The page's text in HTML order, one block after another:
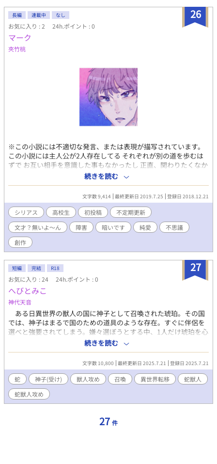
※箇条書きで書かれただけでは納得出来ない派閥なので全体的に
テンポが遅いです。
26
長編 連載中 なし
お気に入り : 2 24h.ポイント : 0
マーク
夾竹桃
※この小説には不適切な発言、または表現が描写されています。
この小説には主人公が2人存在してる それぞれが別の道を歩むは
ずで お互い相手を意識した事もなかったし 正直、関わりたくなか
った 高校生活を送る2人の人間関係と 考え方の違いや、それらに
対する認識の違い 徐々に芽生えるお互いを思う気持ちが 初々し
く、時に荒々しくなる なんて言う、真逆のようで似ている2人の
ちょっと変な愛の形 という感じのBL小説でございます(^∇^)💦
続きを読む
文字数 9,414 最終更新日 2019.7.25 登録日 2018.12.21
シリアス 高校生 初投稿
不定期更新
文才？無いよ〜ん
障害 暗いです 純愛
不思議
創作
27
短編 完結 R18
お気に入り : 24 24h.ポイント : 0
へびとみこ
神代天音
ある日異世界の獣人の国に神子として召喚された琥珀。その国
では、神子はまるで国のための道具のような存在。すぐに伴侶を
選べと強要されてしまう。嫌々選ぼうとする中、1人だけ琥珀を心
配している獣人と出会って……？ はじめ暗いです。 《注意》神
代の趣味で「身体改造（筋肉ではない）」、「スプリットタン
（舌を二股に割く身体改造の一種）」が出てきます。自己責任で
お読みください。
続きを読む
文字数 10,800 最終更新日 2025.7.21 登録日 2025.7.21
蛇 神子(受け) 獣人攻め 召喚 異世界転移
蛇獣人
蛇獣人攻め
27 件